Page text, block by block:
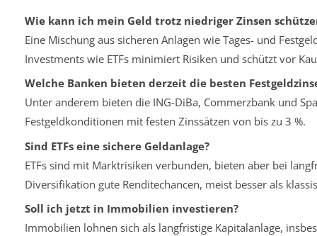
Wie kann ich mein Geld trotz niedriger Zinsen
Eine Mischung aus sicheren Anlagen wie Tages- und
Investments wie ETFs minimiert Risiken und schützt vor
Welche Banken bieten derzeit die besten
Unter anderem bieten die ING-DiBa, Commerzbank und
Festgeldkonditionen mit festen Zinssätzen von bis zu 3 %.
Sind ETFs eine sichere Geldanlage?
ETFs sind mit Marktrisiken verbunden, bieten aber bei
Diversifikation gute Renditechancen, meist besser als
Soll ich jetzt in Immobilien investieren?
Immobilien lohnen sich als langfristige Kapitalanlage,